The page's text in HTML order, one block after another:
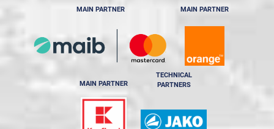
MAIN PARTNER MAIN PARTNER
MAIN PARTNER
TECHNICAL
PARTNERS